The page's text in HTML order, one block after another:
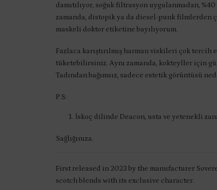
damıtılıyor, soğuk filtrasyon uygulanmadan,
zamanda, distopik ya da diesel-punk filmlerden
maskeli doktor etiketine bayılıyorum.
Fazlaca karıştırılmış harman viskileri çok tercih
tüketebilirsiniz. Aynı zamanda, kokteyller için
Tadından bağımsız, sadece estetik görüntüsü
P.S:
İskoç dilinde Deacon, usta ve yetenekli
Sağlığınıza.
First released in 2023 by the manufacturer
scotch blends with its exclusive character.